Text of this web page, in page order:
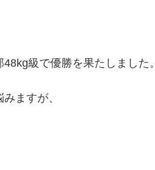
級で優勝を果たしました。
ますが、